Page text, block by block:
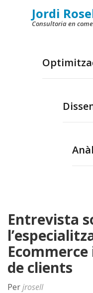
Jordi
Consultoria en
Entrevista
de clients
Perjrosell